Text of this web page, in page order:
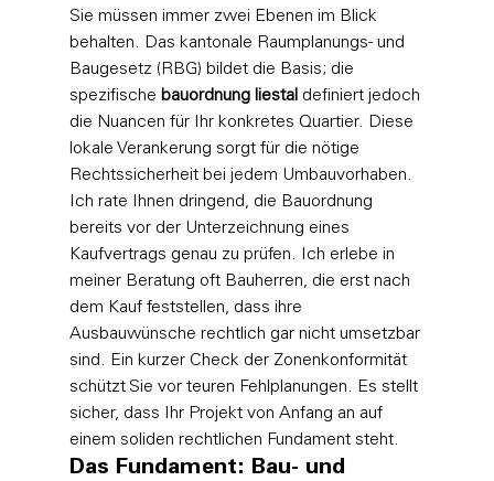
Sie müssen immer zwei Ebenen im Blick
behalten. Das kantonale Raumplanungs- und
Baugesetz (RBG) bildet die Basis; die
spezifische bauordnung liestal definiert jedoch
die Nuancen für Ihr konkretes Quartier. Diese
lokale Verankerung sorgt für die nötige
Rechtssicherheit bei jedem Umbauvorhaben.
Ich rate Ihnen dringend, die Bauordnung
bereits vor der Unterzeichnung eines
Kaufvertrags genau zu prüfen. Ich erlebe in
meiner Beratung oft Bauherren, die erst nach
dem Kauf feststellen, dass ihre
Ausbauwünsche rechtlich gar nicht umsetzbar
sind. Ein kurzer Check der Zonenkonformität
schützt Sie vor teuren Fehlplanungen. Es stellt
sicher, dass Ihr Projekt von Anfang an auf
einem soliden rechtlichen Fundament steht.
Das Fundament: Bau- und